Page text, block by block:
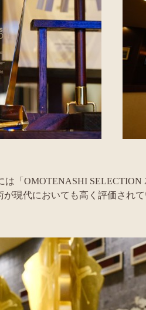
は「OMOTENASHI SELECTION
が現代においても高く評価され